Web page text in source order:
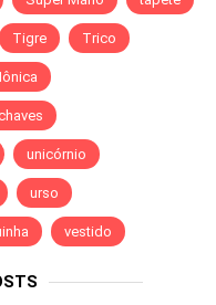
Tigre Trico
unicórnio
urso
vestido